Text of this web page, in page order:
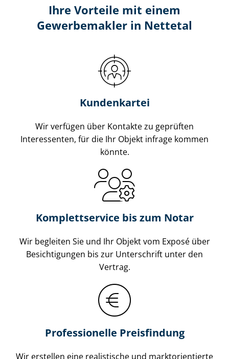
Ihre Vorteile mit einem
Gewerbemakler in Nettetal
Kundenkartei
Wir verfügen über Kontakte zu geprüften
Interessenten, für die Ihr Objekt infrage kommen
könnte.
Komplettservice bis zum Notar
Wir begleiten Sie und Ihr Objekt vom Exposé über
Besichtigungen bis zur Unterschrift unter den
Vertrag.
Professionelle Preisfindung
Wir erstellen eine realistische und markt­ori­en­tier­te